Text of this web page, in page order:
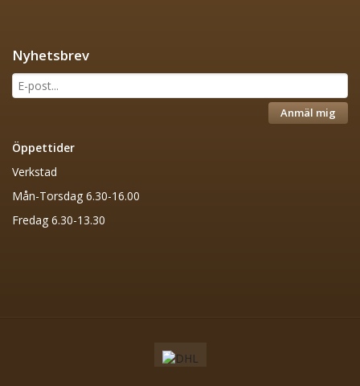
Nyhetsbrev
Anmäl mig
Öppettider
Verkstad
Mån-Torsdag 6.30-16.00
Fredag 6.30-13.30